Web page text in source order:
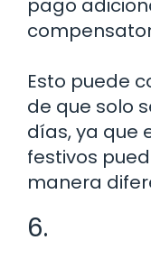
pago
Esto puede
de que solo
días, ya que
festivos
manera
6.